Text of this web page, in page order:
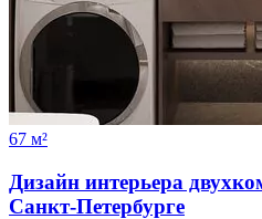
67 м²
Дизайн интерьера
Санкт-Петербурге